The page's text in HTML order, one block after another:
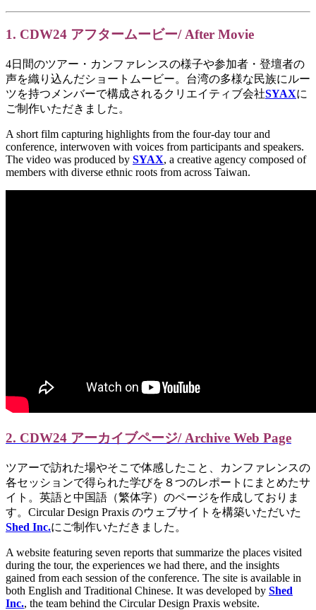
1. CDW24 アフタームービー/ After Movie
4日間のツアー・カンファレンスの様子や参加者・登壇者の
声を織り込んだショートムービー。台湾の多様な民族にルー
ツを持つメンバーで構成されるクリエイティブ会社SYAXに
ご制作いただきました。
A short film capturing highlights from the four-day tour and
conference, interwoven with voices from participants and speakers.
The video was produced by SYAX, a creative agency composed of
members with diverse ethnic roots from across Taiwan.
2. CDW24 アーカイブページ/ Archive Web Page
ツアーで訪れた場やそこで体感したこと、カンファレンスの
各セッションで得られた学びを８つのレポートにまとめたサ
イト。英語と中国語（繁体字）のページを作成しておりま
す。Circular Design Praxis のウェブサイトを構築いただいた
Shed Inc.にご制作いただきました。
A website featuring seven reports that summarize the places visited
during the tour, the experiences we had there, and the insights
gained from each session of the conference. The site is available in
both English and Traditional Chinese. It was developed by Shed
Inc., the team behind the Circular Design Praxis website.